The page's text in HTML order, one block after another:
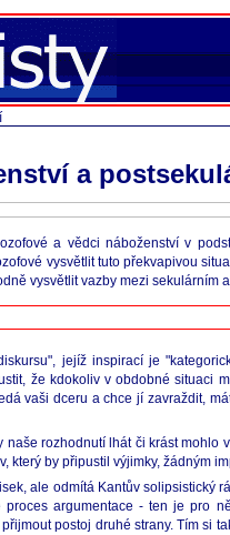
a
a vědci náboženství v
vysvětlit tuto překvapivou
vysvětlit vazby mezi sekulárním
jejíž inspirací je
že kdokoliv v obdobné
vaši dceru a chce jí zavraždit,
rozhodnutí lhát či krást
který by připustil výjimky, žádným
ale odmítá Kantův
argumentace - ten je pro
postoj druhé strany. Tím si